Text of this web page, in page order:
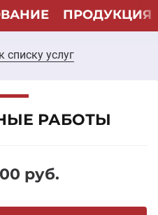
ПРОДУКЦИЯ
списку услуг
РАБОТЫ
руб.